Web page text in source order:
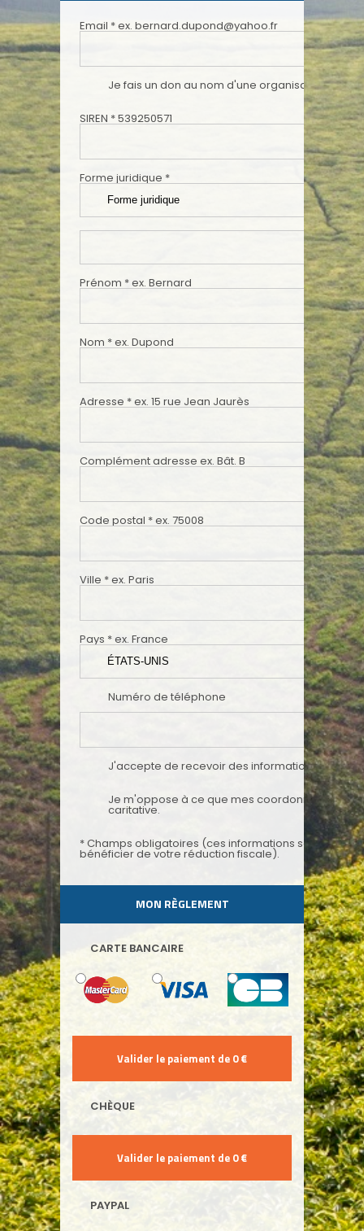
Email *ex. bernard.dupond@yahoo.fr
Je fais un don au nom d'une organisation ou
SIREN *539250571
Forme juridique *
Prénom *ex. Bernard
Nom *ex. Dupond
Adresse *ex. 15 rue Jean Jaurès
Complément adresse ex. Bât. B
Code postal *ex. 75008
Ville *ex. Paris
Pays *ex. France
Numéro de téléphone
J'accepte de recevoir des informations du
Je m'oppose à ce que mes coordonnées
caritative.
*Champs obligatoires (ces informations sont notamment indispensables pour
bénéficier de votre réduction fiscale).
MON RÈGLEMENT
CARTE BANCAIRE
CHÈQUE
PAYPAL